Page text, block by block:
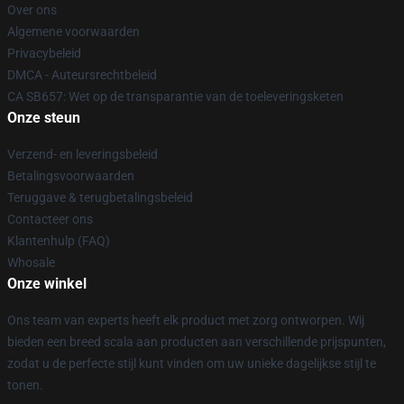
Over ons
Algemene voorwaarden
Privacybeleid
DMCA - Auteursrechtbeleid
CA SB657: Wet op de transparantie van de toeleveringsketen
Onze steun
Verzend- en leveringsbeleid
Betalingsvoorwaarden
Teruggave & terugbetalingsbeleid
Contacteer ons
Klantenhulp (FAQ)
Whosale
Onze winkel
Ons team van experts heeft elk product met zorg ontworpen. Wij
bieden een breed scala aan producten aan verschillende prijspunten,
zodat u de perfecte stijl kunt vinden om uw unieke dagelijkse stijl te
tonen.